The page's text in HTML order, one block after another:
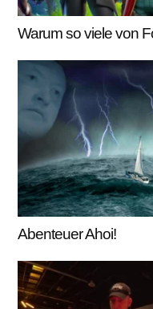
Warum so viele von
Abenteuer Ahoi!